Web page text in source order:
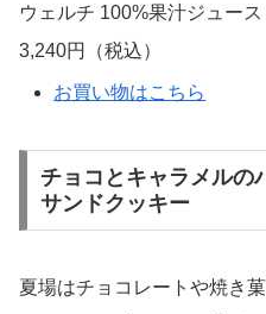
ウェルチ 100%果汁ジュース
3,240円（税込）
お買い物はこちら
チョコとキャラメルの
サンドクッキー
夏場はチョコレートや焼き